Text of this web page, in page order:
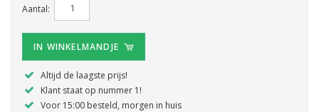
Aantal:
IN WINKELMANDJE
Altijd de laagste prijs!
Klant staat op nummer 1!
Voor 15:00 besteld, morgen in huis